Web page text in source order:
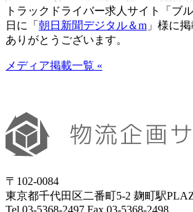
トラックドライバー求人サイト「ブ
日に「 朝日新聞デジタル＆m 」様に
ありがとうございます。
メディア掲載一覧 «
〒102-0084
東京都千代田区二番町5-2 麹町駅